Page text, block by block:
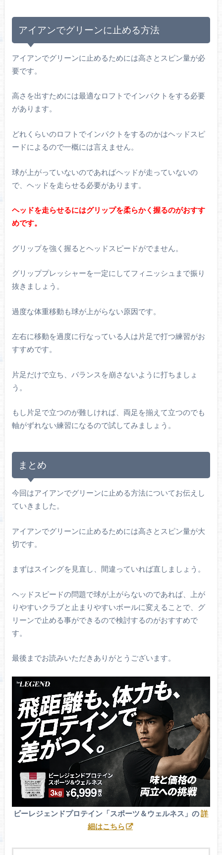
アイアンでグリーンに止める方法
アイアンでグリーンに止めるためには高さとスピン量が必
要です。
高さを出すためには最適なロフトでインパクトをする必要
があります。
どれくらいのロフトでインパクトをするのかはヘッドスピ
ードによるので一概には言えません。
球が上がっていないのであればヘッドが走っていないの
で、ヘッドを走らせる必要があります。
ヘッドを走らせるにはグリップを柔らかく握るのがおすす
めです。
グリップを強く握るとヘッドスピードがでません。
グリッププレッシャーを一定にしてフィニッシュまで振り
抜きましょう。
過度な体重移動も球が上がらない原因です。
左右に移動を過度に行なっている人は片足で打つ練習がお
すすめです。
片足だけで立ち、バランスを崩さないように打ちましょ
う。
もし片足で立つのが難しければ、両足を揃えて立つのでも
軸がずれない練習になるので試してみましょう。
まとめ
今回はアイアンでグリーンに止める方法についてお伝えし
ていきました。
アイアンでグリーンに止めるためには高さとスピン量が大
切です。
まずはスイングを見直し、間違っていれば直しましょう。
ヘッドスピードの問題で球が上がらないのであれば、上が
りやすいクラブと止まりやすいボールに変えることで、グ
リーンで止める事ができるので検討するのがおすすめで
す。
最後までお読みいただきありがとうございます。
ビーレジェンドプロテイン「スポーツ＆ウェルネス」の詳
細はこちら